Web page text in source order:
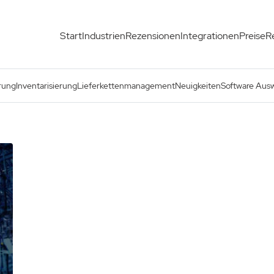
StartIndustrienRezensionenIntegrationenPreise
InventarisierungLieferkettenmanagementNeuigkeitenSoftware